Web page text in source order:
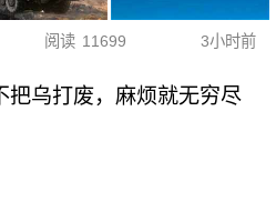
阅读 11699 3小时前
把乌打废，麻烦就无穷尽